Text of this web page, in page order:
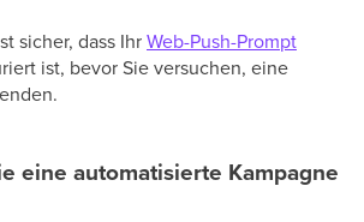
sicher, dass IhrWeb-Push-Prompt
ist, bevor Sie versuchen, eine
eine automatisierte Kampagne